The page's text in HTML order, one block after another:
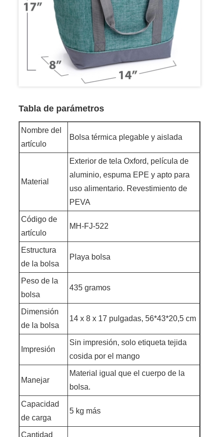
Tabla de parámetros
Nombre del
artículo
Bolsa térmica plegable y aislada
Material
Exterior de tela Oxford, película de
aluminio, espuma EPE y apto para
uso alimentario. Revestimiento de
PEVA
Código de
artículo
MH-FJ-522
Estructura
de la bolsa
Playa bolsa
Peso de la
bolsa
435 gramos
Dimensión
de la bolsa
14 x 8 x 17 pulgadas, 56*43*20,5 cm
Impresión
Sin impresión, solo etiqueta tejida
cosida por el mango
Manejar
Material igual que el cuerpo de la
bolsa.
Capacidad
de carga
5 kg más
Cantidad